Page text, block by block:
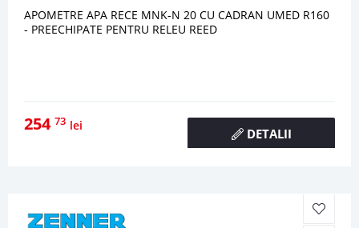
APOMETRE APA RECE MNK-N 20 CU CADRAN UMED R160
- PREECHIPATE PENTRU RELEU REED
254 73 lei
DETALII